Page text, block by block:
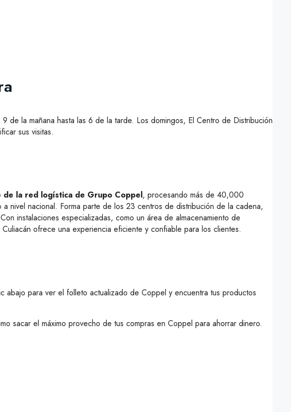
de la mañana hasta las 6 de la tarde. Los domingos, El Centro de Distribución
sus visitas.
de la red logística de Grupo Coppel, procesando más de 40,000
nivel nacional. Forma parte de los 23 centros de distribución de la cadena,
instalaciones especializadas, como un área de almacenamiento de
ofrece una experiencia eficiente y confiable para los clientes.
abajo para ver el folleto actualizado de Coppel y encuentra tus productos
sacar el máximo provecho de tus compras en Coppel para ahorrar dinero.